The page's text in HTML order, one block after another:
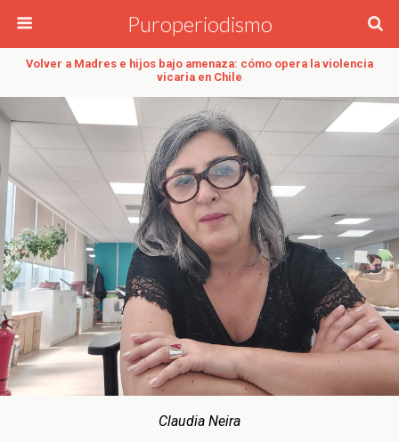
Puroperiodismo
Volver a Madres e hijos bajo amenaza: cómo opera la violencia
vicaria en Chile
Claudia Neira